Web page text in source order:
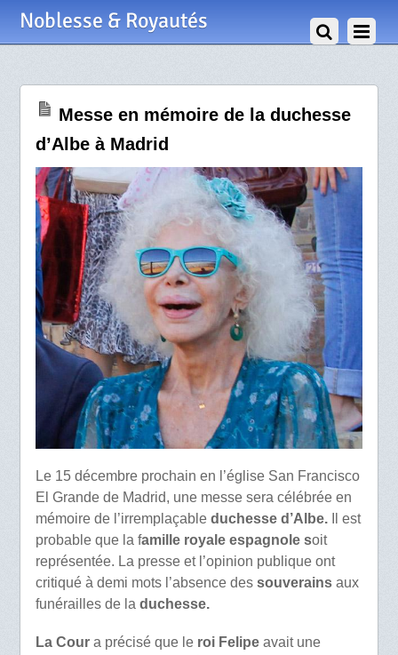
Noblesse & Royautés
Messe en mémoire de la duchesse
d’Albe à Madrid
Le 15 décembre prochain en l’église San Francisco
El Grande de Madrid, une messe sera célébrée en
mémoire de l’irremplaçable duchesse d’Albe.Il est
probable que la famille royale espagnole soit
représentée. La presse et l’opinion publique ont
critiqué à demi mots l’absence des souverains aux
funérailles de la duchesse.
La Coura précisé que le roi Felipeavait une